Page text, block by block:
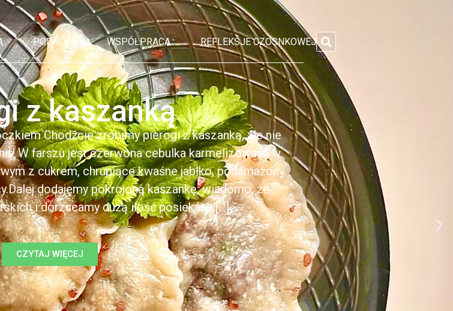
PODRÓŻE WSPÓŁPRACA REFLEKSJE CZOSNKOWEJ
z kaszanką
Chodźcie zrobimy pierogi z kaszanką, ale nie
W farszu jest czerwona cebulka karmelizowana w
z cukrem, chrupiące kwaśne jabłko, podsmażony
dodajemy pokrojoną kaszankę, wiadomo, że
i dorzucamy dużą ilość posiekanej[...]
CZYTAJ WIĘCEJ